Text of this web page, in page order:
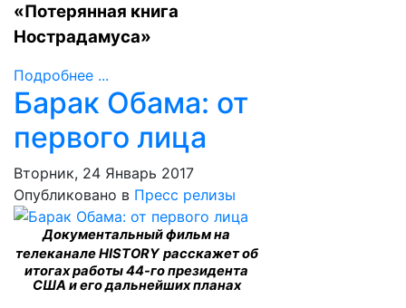
«Потерянная книга
Нострадамуса»
Подробнее ...
Барак Обама: от
первого лица
Вторник, 24 Январь 2017
Опубликовано в Пресс релизы
Документальный фильм на
телеканалеHISTORY расскажет об
итогах работы 44-го президента
США и его дальнейших планах